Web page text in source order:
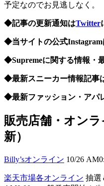
予定なのでお見逃しなく。
◆記事の更新通知はTwitter
◆当サイトの公式Instagram
◆Supremeに関する情報・
◆最新スニーカー情報記事
◆最新ファッション・アパ
販売店舗・オン
新）
Billy’sオンライン 10/26
楽天市場各オンライン 抽選